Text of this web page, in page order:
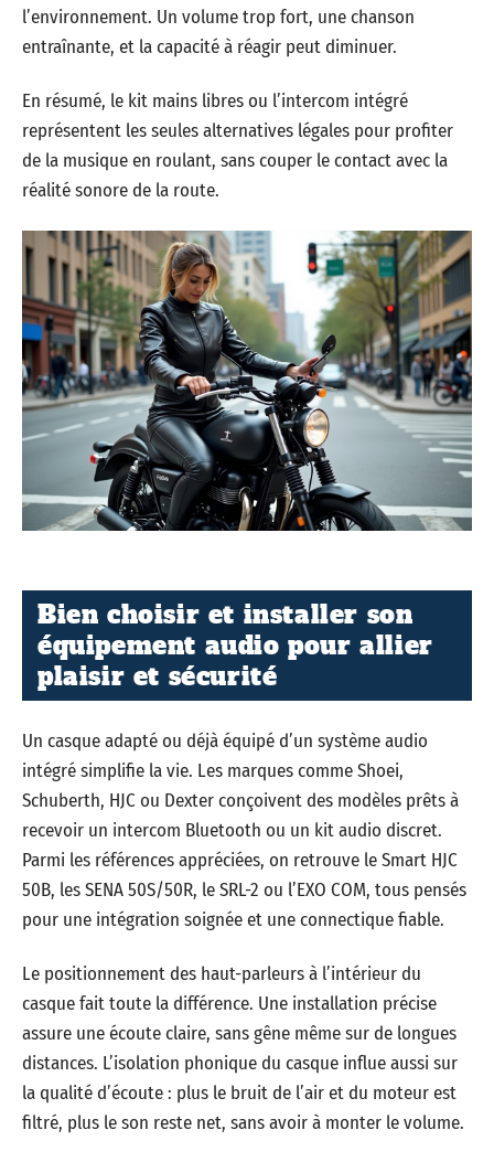
l’environnement. Un volume trop fort, une chanson
entraînante, et la capacité à réagir peut diminuer.
En résumé, le kit mains libres ou l’intercom intégré
représentent les seules alternatives légales pour profiter
de la musique en roulant, sans couper le contact avec la
réalité sonore de la route.
Bien choisir et installer son
équipement audio pour allier
plaisir et sécurité
Un casque adapté ou déjà équipé d’un système audio
intégré simplifie la vie. Les marques comme Shoei,
Schuberth, HJC ou Dexter conçoivent des modèles prêts à
recevoir un intercom Bluetooth ou un kit audio discret.
Parmi les références appréciées, on retrouve le Smart HJC
50B, les SENA 50S/50R, le SRL-2 ou l’EXO COM, tous pensés
pour une intégration soignée et une connectique fiable.
Le positionnement des haut-parleurs à l’intérieur du
casque fait toute la différence. Une installation précise
assure une écoute claire, sans gêne même sur de longues
distances. L’isolation phonique du casque influe aussi sur
la qualité d’écoute : plus le bruit de l’air et du moteur est
filtré, plus le son reste net, sans avoir à monter le volume.